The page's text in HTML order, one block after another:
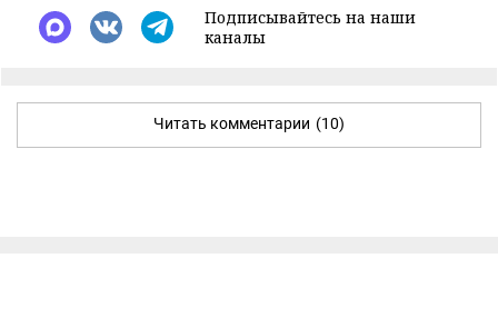
Подписывайтесь на наши
каналы
Читать комментарии (10)